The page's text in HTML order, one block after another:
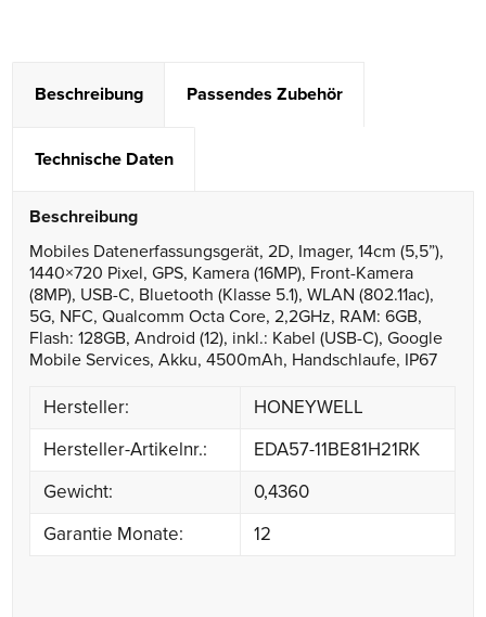
Beschreibung Passendes Zubehör
Technische Daten
Beschreibung
Mobiles Datenerfassungsgerät, 2D, Imager, 14cm (5,5”),
1440×720 Pixel, GPS, Kamera (16MP), Front-Kamera
(8MP), USB-C, Bluetooth (Klasse 5.1), WLAN (802.11ac),
5G, NFC, Qualcomm Octa Core, 2,2GHz, RAM: 6GB,
Flash: 128GB, Android (12), inkl.: Kabel (USB-C), Google
Mobile Services, Akku, 4500mAh, Handschlaufe, IP67
Hersteller:
HONEYWELL
Hersteller-Artikelnr.:
EDA57-11BE81H21RK
Gewicht:
0,4360
Garantie Monate:
12